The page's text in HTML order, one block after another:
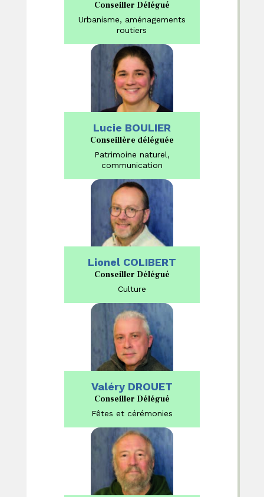
Conseiller Délégué
Urbanisme, aménagements
routiers
Lucie BOULIER
Conseillère déléguée
Patrimoine naturel,
communication
Lionel COLIBERT
Conseiller Délégué
Culture
Valéry DROUET
Conseiller Délégué
Fêtes et cérémonies